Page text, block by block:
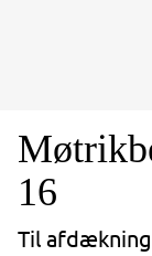
16
Til